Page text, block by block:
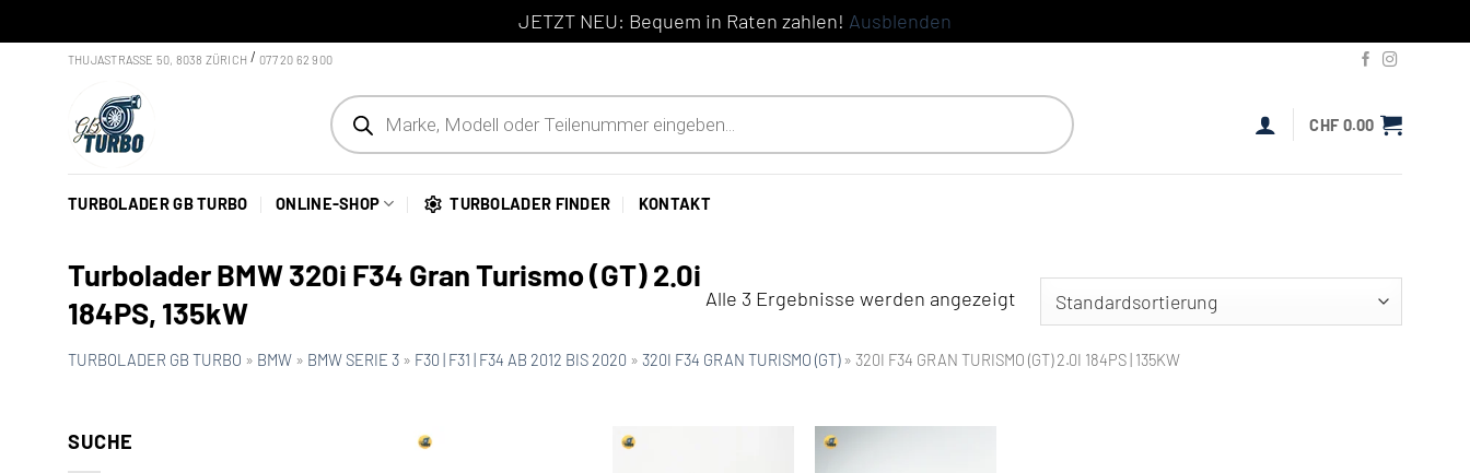
JETZT NEU: Bequem in Raten zahlen! Ausblenden
Skip to contentTHUJASTRASSE 50, 8038 ZÜRICH /077 20 62 900
Products search
CHF 0.00
TURBOLADER GB TURBO ONLINE-SHOP TURBOLADER FINDER KONTAKT
Turbolader BMW 320i F34 Gran Turismo (GT) 2.0i
184PS, 135kW
Alle 3 Ergebnisse werden angezeigt
TURBOLADER GB TURBO » BMW » BMW SERIE 3 » F30 | F31 | F34 AB 2012 BIS 2020 » 320I F34 GRAN TURISMO (GT)» 320I F34 GRAN TURISMO (GT) 2.0I 184PS | 135KW
SUCHE